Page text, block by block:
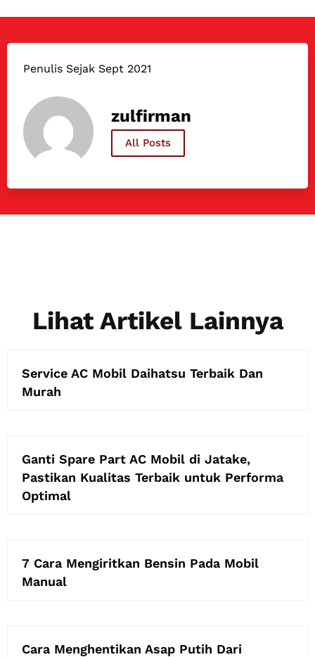
Penulis Sejak Sept 2021
zulfirman
All Posts
Lihat Artikel Lainnya
Service AC Mobil Daihatsu Terbaik Dan
Murah
Ganti Spare Part AC Mobil di Jatake,
Pastikan Kualitas Terbaik untuk Performa
Optimal
7 Cara Mengiritkan Bensin Pada Mobil
Manual
Cara Menghentikan Asap Putih Dari